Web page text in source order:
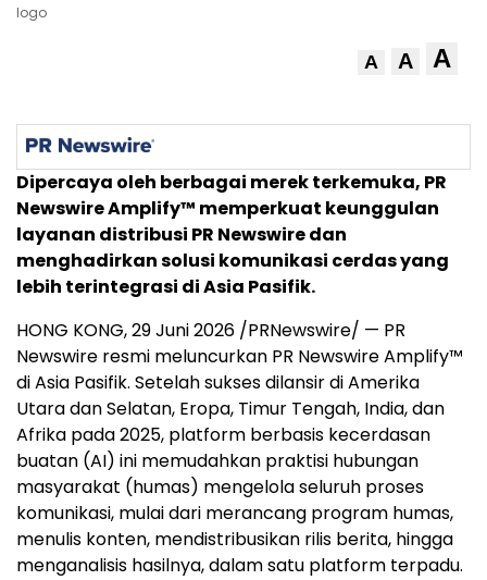
logo
A A A
Dipercaya oleh berbagai merek terkemuka, PR
Newswire Amplify™ memperkuat keunggulan
layanan distribusi PR Newswire dan
menghadirkan solusi komunikasi cerdas yang
lebih terintegrasi di Asia Pasifik.
HONG KONG, 29 Juni 2026 /PRNewswire/ — PR
Newswire resmi meluncurkan PR Newswire Amplify™
di Asia Pasifik. Setelah sukses dilansir di Amerika
Utara dan Selatan, Eropa, Timur Tengah, India, dan
Afrika pada 2025, platform berbasis kecerdasan
buatan (AI) ini memudahkan praktisi hubungan
masyarakat (humas) mengelola seluruh proses
komunikasi, mulai dari merancang program humas,
menulis konten, mendistribusikan rilis berita, hingga
menganalisis hasilnya, dalam satu platform terpadu.